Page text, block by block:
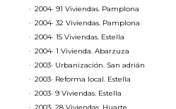
2004· 91 Viviendas. Pamplona
2004· 32 Viviendas. Pamplona
2004· 15 Viviendas. Estella
2004· 1 Vivienda. Abarzuza
2003· Urbanización. San adrián
2003· Reforma local. Estella
2003· 9 Viviendas. Estella
2003· 28 Viviendas. Huarte